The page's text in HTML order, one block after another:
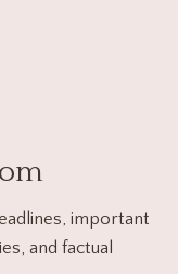
important
and factual